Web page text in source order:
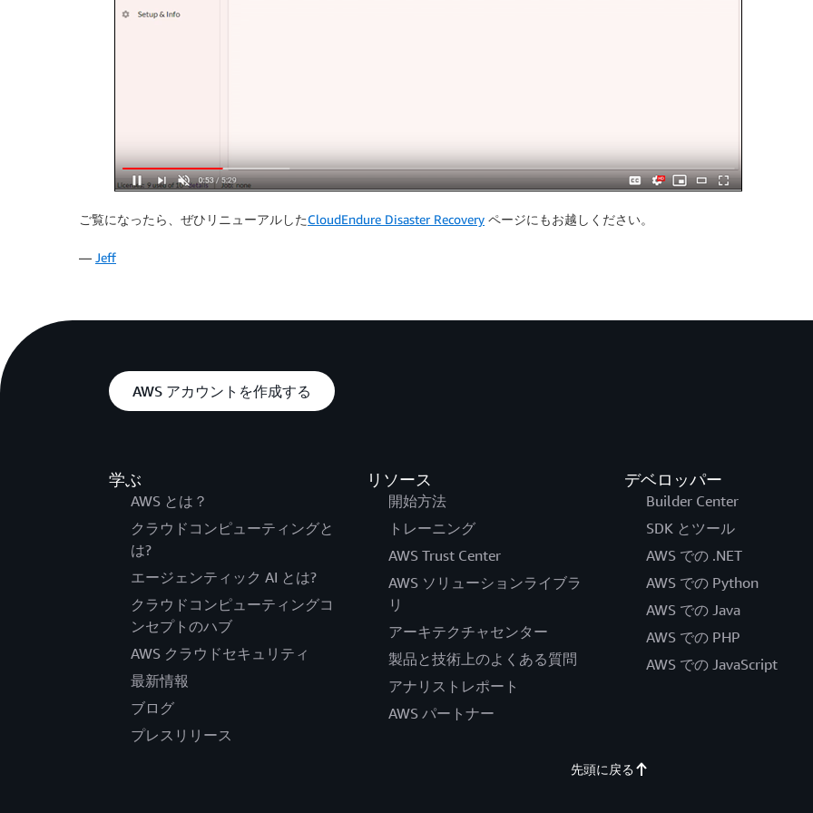
ご覧になったら、ぜひリニューアルしたCloudEndure Disaster Recovery ページにもお越しください。
— Jeff
AWS アカウントを作成する
学ぶ
AWS とは？
クラウドコンピューティングと
は?
エージェンティック AI とは?
クラウドコンピューティングコ
ンセプトのハブ
AWS クラウドセキュリティ
最新情報
ブログ
プレスリリース
リソース
開始方法
トレーニング
AWS Trust Center
AWS ソリューションライブラ
リ
アーキテクチャセンター
製品と技術上のよくある質問
アナリストレポート
AWS パートナー
デベロッパー
Builder Center
SDK とツール
AWS での .NET
AWS での Python
AWS での Java
AWS での PHP
AWS での JavaScript
先頭に戻る